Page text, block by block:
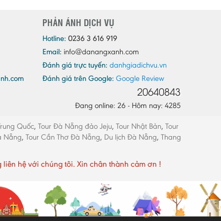
Quảng Trị
Sóc Trăng
Sơn La
Tây Ninh
Thái Bình
Thanh Hóa
Trà Vinh
Vĩnh Long
Vĩnh Phúc
PHẢN ÁNH DỊCH VỤ
Hotline: 0236 3 616 919
Email: info@danangxanh.com
Đánh giá trực tuyến: danhgiadichvu.vn
Đánh giá trên Google: Google Review
20640843
Đang online: 26 - Hôm nay: 4285
Quốc, Tour Đà Nẵng đảo Jeju, Tour Nhật Bản, Tour
Nẵng, Tour Cần Thơ Đà Nẵng, Du lịch Đà Nẵng, Thang
hệ với chúng tôi. Xin chân thành cảm ơn !